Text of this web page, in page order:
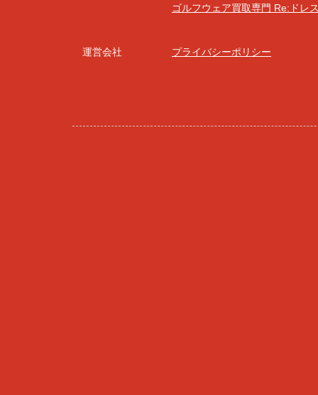
ゴルフウェア買取専門 Re:ドレ
運営会社 プライバシーポリシー